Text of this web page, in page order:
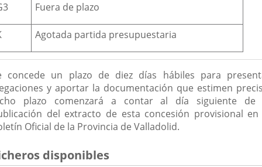
Fuera de plazo
Agotada partida presupuestaria
concede un plazo de diez días hábiles para
y aportar la documentación que estimen
plazo comenzará a contar al día siguiente de
del extracto de esta concesión provisional en
Oficial de la Provincia de Valladolid.
disponibles